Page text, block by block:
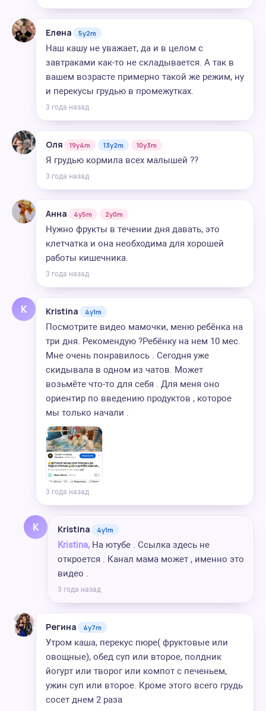
Елена 5y2m
Наш кашу не уважает, да и в целом с
завтраками как-то не складывается. А так в
вашем возрасте примерно такой же режим, ну
и перекусы грудью в промежутках.
3 года назад
Оля 19y4m 13y2m 10y3m
Я грудью кормила всех малышей ??
3 года назад
Анна 4y5m 2y0m
Нужно фрукты в течении дня давать, это
клетчатка и она необходима для хорошей
работы кишечника.
3 года назад
K Kristina 4y1m
Посмотрите видео мамочки, меню ребёнка на
три дня. Рекомендую ?Ребёнку на нем 10 мес.
Мне очень понравилось . Сегодня уже
скидывала в одном из чатов. Может
возьмёте что-то для себя . Для меня оно
ориентир по введению продуктов , которое
мы только начали .
3 года назад
K Kristina 4y1m
Kristina, На ютубе . Ссылка здесь не
откроется . Канал мама может , именно это
видео .
3 года назад
Регина 4y7m
Утром каша, перекус пюре( фруктовые или
овощные), обед суп или второе, полдник
йогурт или творог или компот с печеньем,
ужин суп или второе. Кроме этого всего грудь
сосет днем 2 раза